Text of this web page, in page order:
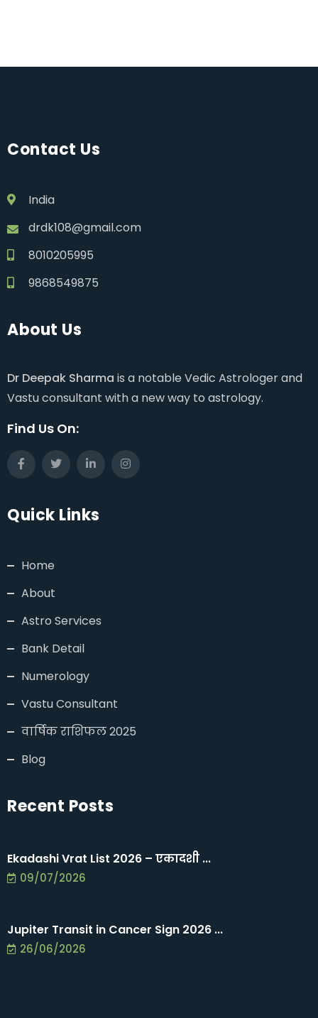
Contact Us
India
drdk108@gmail.com
8010205995
9868549875
About Us
Dr Deepak Sharma is a notable Vedic Astrologer and
Vastu consultant with a new way to astrology.
Find Us On:
Quick Links
Home
About
Astro Services
Bank Detail
Numerology
Vastu Consultant
वार्षिक राशिफल 2025
Blog
Recent Posts
Ekadashi Vrat List 2026 – एकादशी ...
09/07/2026
Jupiter Transit in Cancer Sign 2026 ...
26/06/2026